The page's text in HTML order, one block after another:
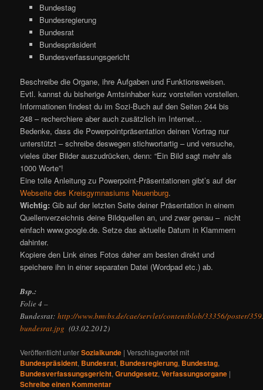
Bundestag
Bundesregierung
Bundesrat
Bundespräsident
Bundesverfassungsgericht
Beschreibe die Organe, ihre Aufgaben und Funktionsweisen.
Evtl. kannst du bisherige Amtsinhaber kurz vorstellen vorstellen.
Informationen findest du im Sozi-Buch auf den Seiten 244 bis
248 – recherchiere aber auch zusätzlich im Internet…
Bedenke, dass die Powerpointpräsentation deinen Vortrag nur
unterstützt – schreibe deswegen stichwortartig – und versuche,
vieles über Bilder auszudrücken, denn: “Ein Bild sagt mehr als
1000 Worte”!
Eine tolle Anleitung zu Powerpoint-Präsentationen gibt’s auf der
Webseite des Kreisgymnasiums Neuenburg.
Wichtig: Gib auf der letzten Seite deiner Präsentation in einem
Quellenverzeichnis deine Bildquellen an, und zwar genau – nicht
einfach www.google.de. Setze das aktuelle Datum in Klammern
dahinter.
Kopiere den Link eines Fotos daher am besten direkt und
speichere ihn in einer separaten Datei (Wordpad etc.) ab.
Bsp.:
Folie 4 –
Bundesrat:http://www.bmvbs.de/cae/servlet/contentblob/33356/poster/
bundesrat.jpg (03.02.2012)
Veröffentlicht unterSozialkunde |Verschlagwortet mit
Bundespräsident, Bundesrat, Bundesregierung, Bundestag,
Bundesverfassungsgericht,Grundgesetz,Verfassungsorgane |
Schreibe einen Kommentar